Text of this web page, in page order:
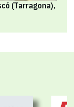
(Tarragona),